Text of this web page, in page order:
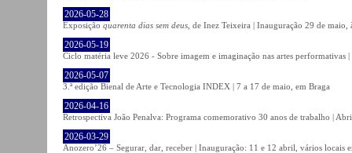
2026-05-28
Exposição quarenta dias sem deus , de Inez Teixeira | Inauguração 29 de
2026-05-19
Ciclo matéria leve 2026 - Sobre imagem e imaginação nas artes
2026-05-07
3.ª edição Bienal de Arte e Tecnologia INDEX | 7 a 17 de maio, em Braga
2026-04-16
Retrospectiva João Penalva: Programa comemorativo 30 anos de trabalho |
2026-03-29
Anozero’26 – Segurar, dar, receber | Inauguração: 11 e 12 abril, vários locais